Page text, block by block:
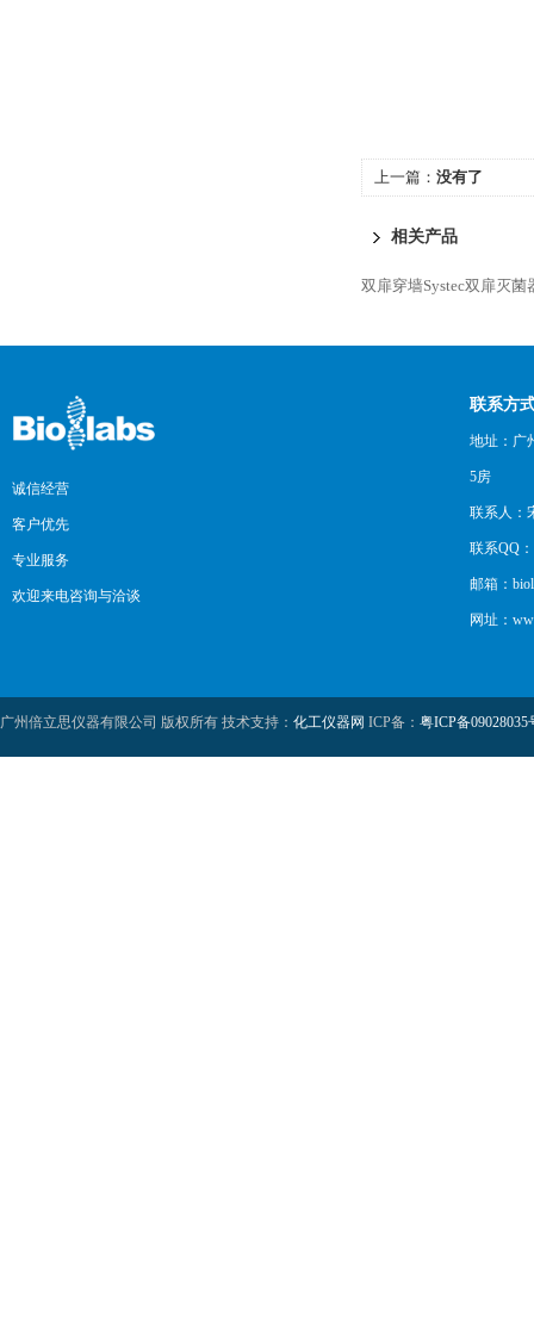
上一篇： 没有了
相关产品
双扉穿墙Systec双扉灭菌
诚信经营
客户优先
专业服务
欢迎来电咨询与洽谈
联系方
地址：广
5房
联系人：
联系QQ
邮箱：
网址：
广州倍立思仪器有限公司 版权所有 技术支持： 化工仪器网 ICP备： 粤ICP备09028035